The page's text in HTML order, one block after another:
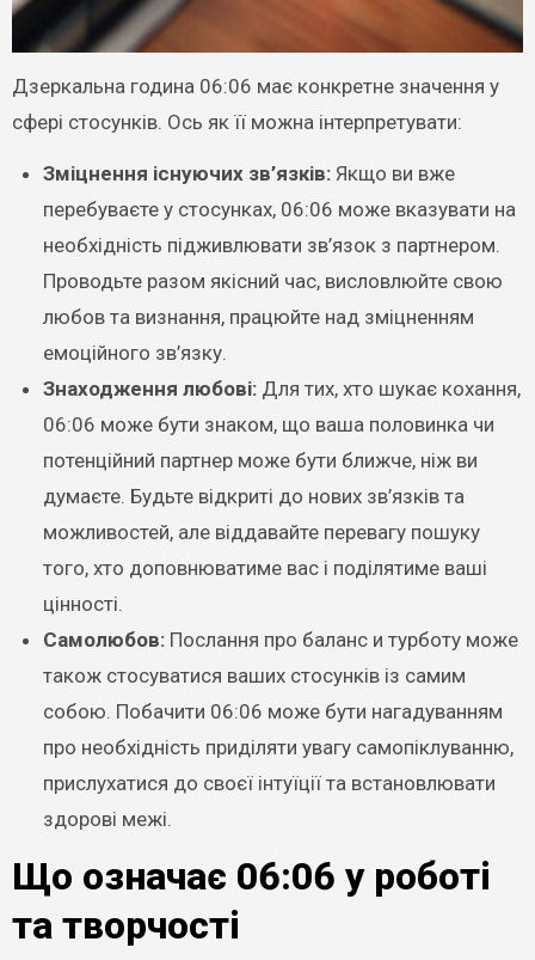
Дзеркальна година 06:06 має конкретне значення у
сфері стосунків. Ось як її можна інтерпретувати:
Зміцнення існуючих зв’язків:Якщо ви вже
перебуваєте у стосунках, 06:06 може вказувати на
необхідність підживлювати зв’язок з партнером.
Проводьте разом якісний час, висловлюйте свою
любов та визнання, працюйте над зміцненням
емоційного зв’язку.
Знаходження любові:Для тих, хто шукає кохання,
06:06 може бути знаком, що ваша половинка чи
потенційний партнер може бути ближче, ніж ви
думаєте. Будьте відкриті до нових зв’язків та
можливостей, але віддавайте перевагу пошуку
того, хто доповнюватиме вас і поділятиме ваші
цінності.
Самолюбов:Послання про баланс и турботу може
також стосуватися ваших стосунків із самим
собою. Побачити 06:06 може бути нагадуванням
про необхідність приділяти увагу самопіклуванню,
прислухатися до своєї інтуїції та встановлювати
здорові межі.
Що означає 06:06 у роботі
та творчості